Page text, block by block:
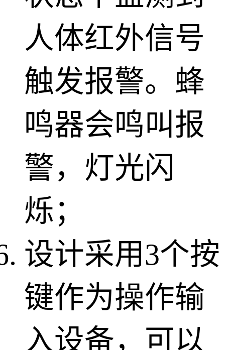
人体红外信号
触发报警。蜂
鸣器会鸣叫报
警，灯光闪
烁；
设计采用3个按
键作为操作输
入设备，可以